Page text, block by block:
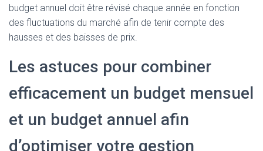
budget annuel doit être révisé chaque année en fonction
des fluctuations du marché afin de tenir compte des
hausses et des baisses de prix.
Les astuces pour combiner
efficacement un budget mensuel
et un budget annuel afin
d’optimiser votre gestion